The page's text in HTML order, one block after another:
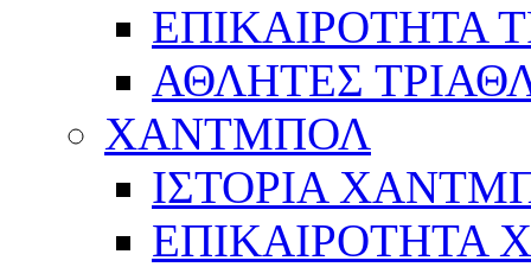
ΕΠΙΚΑΙΡΟΤΗΤΑ
ΑΘΛΗΤΕΣ
ΧΑΝΤΜΠΟΛ
ΙΣΤΟΡΙΑ
ΕΠΙΚΑΙΡΟΤΗΤΑ